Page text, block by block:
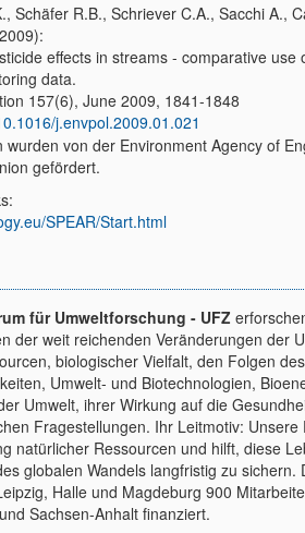
Schäfer R.B., Schriever C.A., Sacchi A.,
effects in streams - comparative use
data.
157(6), June 2009, 1841-1848
j.envpol.2009.01.021
wurden von der Environment Agency of
gefördert.
SPEAR/Start.html
für Umweltforschung - UFZ
der weit reichenden Veränderungen der
biologischer Vielfalt, den Folgen
Umwelt- und Biotechnologien,
Umwelt, ihrer Wirkung auf die
Fragestellungen. Ihr Leitmotiv:
natürlicher Ressourcen und hilft, diese
globalen Wandels langfristig zu sichern.
Halle und Magdeburg 900
Sachsen-Anhalt finanziert.